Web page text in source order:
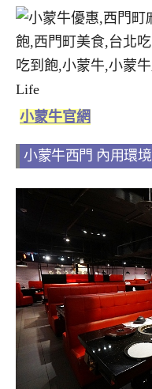
小蒙牛官網
小蒙牛西門 內用環境